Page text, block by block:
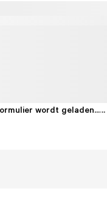
wordt geladen......